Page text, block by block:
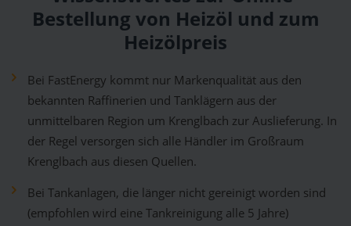
Bestellung von Heizöl und zum
Heizölpreis
Bei FastEnergy kommt nur Markenqualität aus den
bekannten Raffinerien und Tanklägern aus der
unmittelbaren Region um Krenglbach zur Auslieferung. In
der Regel versorgen sich alle Händler im Großraum
Krenglbach aus diesen Quellen.
Bei Tankanlagen, die länger nicht gereinigt worden sind
(empfohlen wird eine Tankreinigung alle 5 Jahre)